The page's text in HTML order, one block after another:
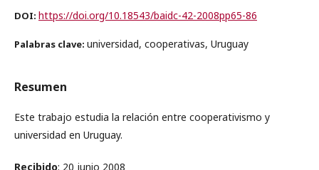
DOI: https://doi.org/10.18543/baidc-42-2008pp65-86
Palabras clave: universidad, cooperativas, Uruguay
Resumen
Este trabajo estudia la relación entre cooperativismo y
universidad en Uruguay.
Recibido: 20 junio 2008